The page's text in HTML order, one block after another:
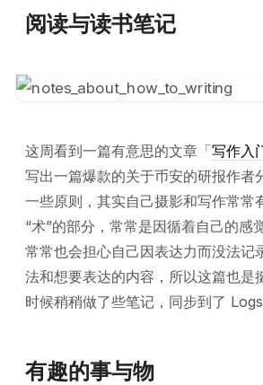
阅读与读书笔记
这周看到一篇有意思的文章「写作入
写出一篇爆款的关于币安的研报作者
一些原则，其实自己摄影和写作常常
“术”的部分，常常是因循着自己的感
常常也会担心自己因表达力而没法记
法和想要表达的内容，所以这篇也是
时候稍稍做了些笔记，同步到了
有趣的事与物